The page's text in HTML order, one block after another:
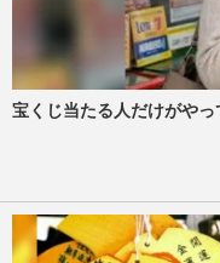
宝くじ当たる人だけがや